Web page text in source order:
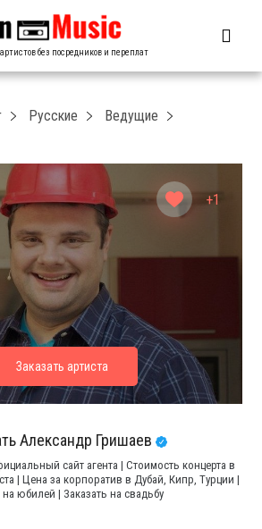
без посредников и переплат
+1
Русские
Ведущие
Александр Гришаев
сайт агента | Стоимость концерта в
| Цена за корпоратив в Дубай, Кипр, Турции |
на юбилей | Заказать на свадьбу